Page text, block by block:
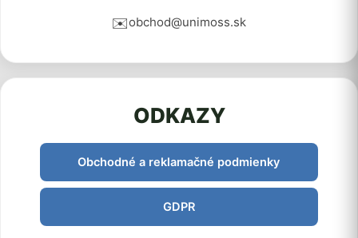
✉️obchod@unimoss.sk
ODKAZY
Obchodné a reklamačné podmienky
GDPR